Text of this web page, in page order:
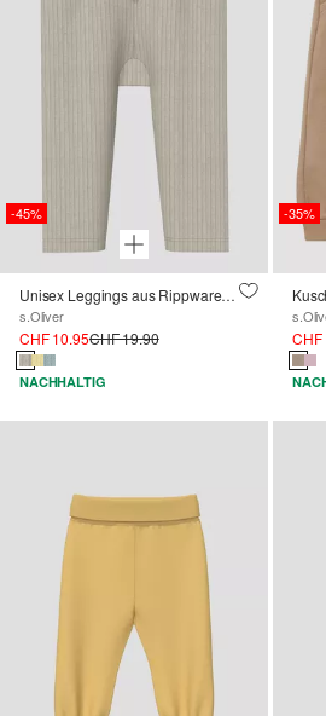
-45%
Unisex Leggings aus Rippware mit Zierknöpfen
s.Oliver
CHF 10.95CHF 19.90
NACHHALTIG
-35%
CHF